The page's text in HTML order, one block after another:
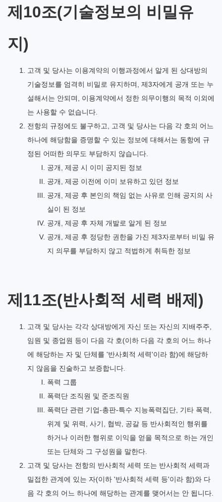
제10조(기술정보의 비밀유
지)
고객 및 당사는 이용계약의 이행과정에서 알게 된 상대방의
기술정보를 엄격히 비밀로 유지하며, 제3자에게 공개 또는 누
설해서는 안되며, 이용계약에서 정한 의무이행의 목적 이외에
는 사용할 수 없습니다.
전항의 규정에도 불구하고, 고객 및 당사는 다음 각 호의 어느
하나에 해당함을 증명할 수 있는 정보에 대해서는 동항에 규
정된 어떠한 의무도 부담하지 않습니다.
공개, 제공 시 이미 공지된 정보
공개, 제공 이전에 이미 보유하고 있던 정보
공개, 제공 후 본인의 책임 없는 사유로 인해 공지의 사
실이 된 정보
공개, 제공 후 자체 개발로 알게 된 정보
공개, 제공 후 정당한 권한을 가진 제3자로부터 비밀 유
지 의무를 부담하지 않고 적법하게 취득한 정보
제11조(반사회적 세력 배제)
고객 및 당사는 각각 상대방에게 자신 또는 자신의 지배주주,
임원 및 종업원 등이 다음 각 호(이하 다음 각 호의 어느 하나
에 해당하는 자 및 단체를 '반사회적 세력'이라 함)에 해당하
지 않음을 진술하고 보증합니다.
폭력 그룹
폭력단 조직원 및 준조직원
폭력단 관련 기업-총판-특수 지능폭력집단, 기타 폭력,
위계 및 위력, 사기, 협박, 공갈 등 반사회적인 행위를
하거나 이러한 행위로 이익을 얻을 목적으로 하는 개인
또는 단체와 그 구성원을 말한다.
고객 및 당사는 전항의 반사회적 세력 또는 반사회적 세력과
밀접한 관계에 있는 자(이하 '반사회적 세력 등'이라 함)와 다
음 각 호의 어느 하나에 해당하는 관계를 맺어서는 안 됩니다.